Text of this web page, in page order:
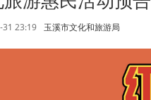
31 23:19 玉溪市文化和旅游局